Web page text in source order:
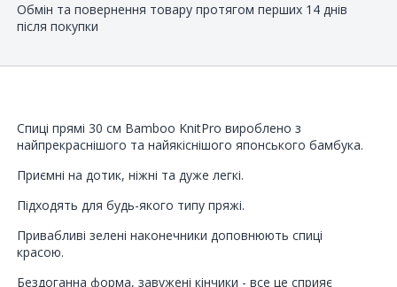
Обмін та повернення товару протягом перших 14 днів
після покупки
Спиці прямі 30 см Bamboo KnitPro вироблено з
найпрекраснішого та найякіснішого японського бамбука.
Приємні на дотик, ніжні та дуже легкі.
Підходять для будь-якого типу пряжі.
Привабливі зелені наконечники доповнюють спиці
красою.
Бездоганна форма, завужені кінчики - все це сприяє